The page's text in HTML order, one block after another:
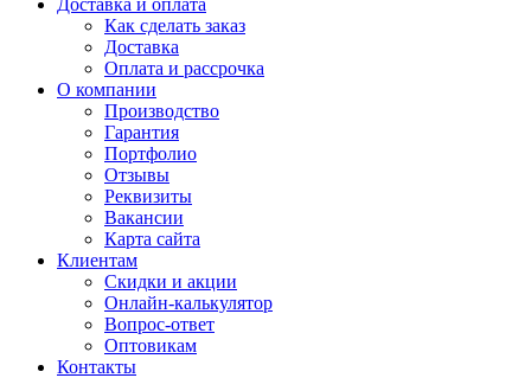
Доставка и оплата
Как сделать заказ
Доставка
Оплата и рассрочка
О компании
Производство
Гарантия
Портфолио
Отзывы
Реквизиты
Вакансии
Карта сайта
Клиентам
Скидки и акции
Онлайн-калькулятор
Вопрос-ответ
Оптовикам
Контакты